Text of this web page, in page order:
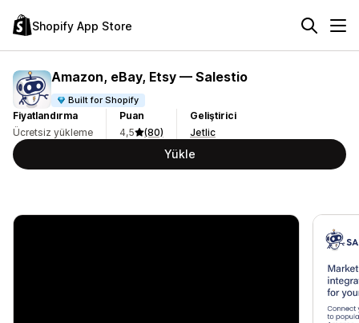
Shopify App Store
Amazon, eBay, Etsy — Salestio
Built for Shopify
Fiyatlandırma
Ücretsiz yükleme
Puan
4,5
(80)
Geliştirici
Jetlic
Yükle